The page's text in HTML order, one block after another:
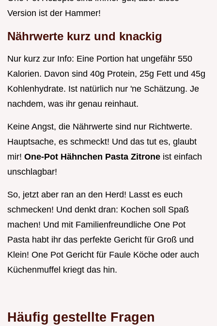
Version ist der Hammer!
Nährwerte kurz und knackig
Nur kurz zur Info: Eine Portion hat ungefähr 550
Kalorien. Davon sind 40g Protein, 25g Fett und 45g
Kohlenhydrate. Ist natürlich nur 'ne Schätzung. Je
nachdem, was ihr genau reinhaut.
Keine Angst, die Nährwerte sind nur Richtwerte.
Hauptsache, es schmeckt! Und das tut es, glaubt
mir! One-Pot Hähnchen Pasta Zitrone ist einfach
unschlagbar!
So, jetzt aber ran an den Herd! Lasst es euch
schmecken! Und denkt dran: Kochen soll Spaß
machen! Und mit Familienfreundliche One Pot
Pasta habt ihr das perfekte Gericht für Groß und
Klein! One Pot Gericht für Faule Köche oder auch
Küchenmuffel kriegt das hin.
Häufig gestellte Fragen